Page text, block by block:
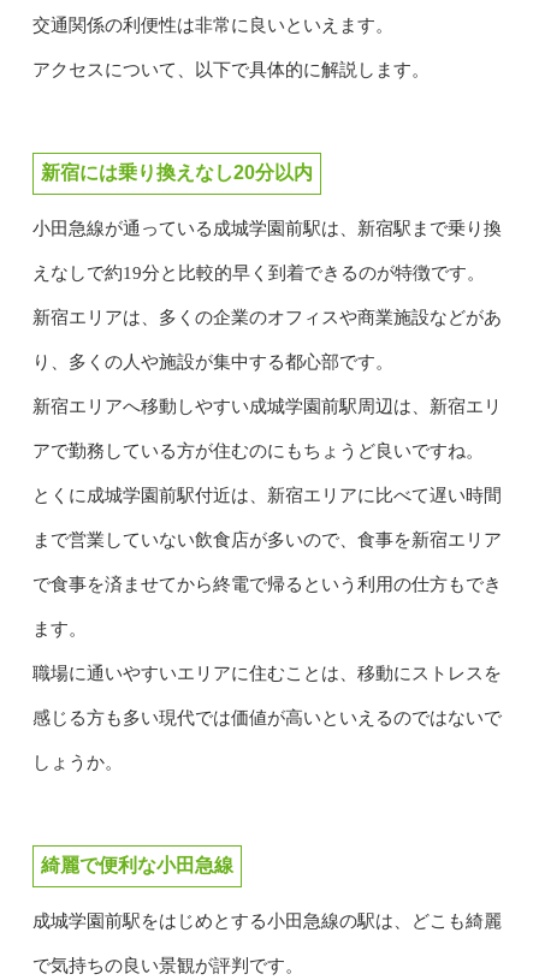
交通関係の利便性は非常に良いといえます。
アクセスについて、以下で具体的に解説します。
新宿には乗り換えなし20分以内
小田急線が通っている成城学園前駅は、新宿駅まで乗り換
えなしで約19分と比較的早く到着できるのが特徴です。
新宿エリアは、多くの企業のオフィスや商業施設などがあ
り、多くの人や施設が集中する都心部です。
新宿エリアへ移動しやすい成城学園前駅周辺は、新宿エリ
アで勤務している方が住むのにもちょうど良いですね。
とくに成城学園前駅付近は、新宿エリアに比べて遅い時間
まで営業していない飲食店が多いので、食事を新宿エリア
で食事を済ませてから終電で帰るという利用の仕方もでき
ます。
職場に通いやすいエリアに住むことは、移動にストレスを
感じる方も多い現代では価値が高いといえるのではないで
しょうか。
綺麗で便利な小田急線
成城学園前駅をはじめとする小田急線の駅は、どこも綺麗
で気持ちの良い景観が評判です。